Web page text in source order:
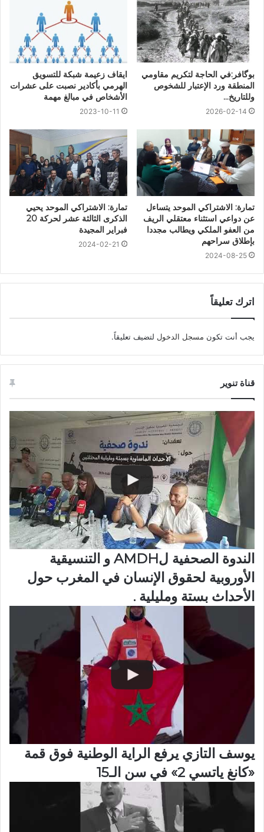
بوگافر:في الحاجة لتكريم مقاومي
المنطقة ورد الإعتبار للشخوص
وللتاريخ…
2026-02-14
ايقاف زعيمة شبكة للتسويق
الهرمي بأكادير نصبت على عشرات
الأشخاص في مبالغ مهمة
2023-10-11
تمارة: الاشتراكي الموحد يتساءل
عن دواعي استثناء معتقلي الريف
من العفو الملكي ويطالب مجددا
بإطلاق سراحهم
2024-08-25
تمارة: الاشتراكي الموحد يحيي
الذكرى الثالثة عشر لحركة 20
فبراير المجيدة
2024-02-21
اترك تعليقاً
يجب أنت تكون مسجل الدخول لتضيف تعليقاً.
قناة تنوير
الندوة الصحفية لAMDH و التنسيقية
الأوروبية لحقوق الإنسان في المغرب حول
الأحداث بستة ومليلية .
يوسف التازي يرفع الراية الوطنية فوق قمة
«كانغ ياتسي 2» في سن الـ15